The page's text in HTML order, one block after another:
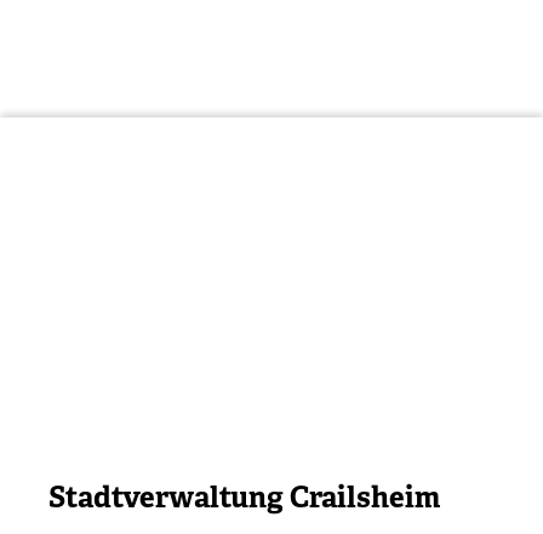
Stadtverwaltung Crailsheim